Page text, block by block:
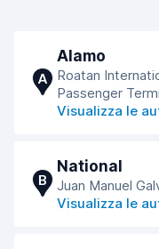
A
Alamo
Roatan
Passenger
Visualizza le
B
National
Juan Manuel
Visualizza le